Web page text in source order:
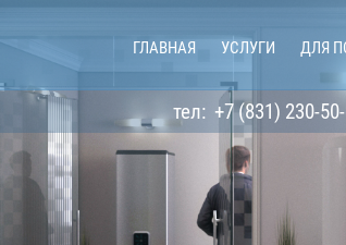
ГЛАВНАЯ УСЛУГИ ДЛЯ
тел: +7 (831) 230-